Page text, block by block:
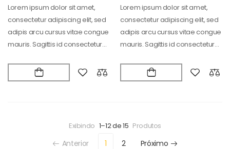
Lorem ipsum dolor sit amet,
consectetur adipiscing elit, sed
adipis arcu cursus vitae congue
mauris. Sagittis id consectetur
Lorem ipsum dolor sit amet,
consectetur adipiscing elit, sed
adipis arcu cursus vitae congue
mauris. Sagittis id consectetur
Exibindo 1–12 de 15 Produtos
Anterior 1 2 Próximo